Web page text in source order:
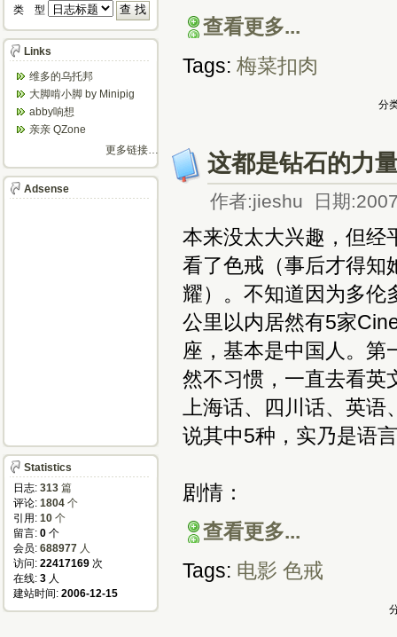
查看更多...
Tags: 梅菜扣肉
分
这都是钻石的力
作者:jieshu 日期
本来没太大兴趣，但经
看了色戒（事后才得知
耀）。不知道因为多伦
公里以内居然有5家
座，基本是中国人。第
然不习惯，一直去看
上海话、四川话、英
说其中5种，实乃是语
剧情：
查看更多...
Tags: 电影 色戒
类 型
Links
维多的乌托邦
大脚啃小脚 by Minipig
abby响想
亲亲 QZone
更多链接…
Adsense
Statistics
日志: 313 篇
评论: 1804 个
引用: 10 个
留言: 0 个
会员: 688977 人
访问: 22417169 次
在线: 3 人
建站时间: 2006-12-15